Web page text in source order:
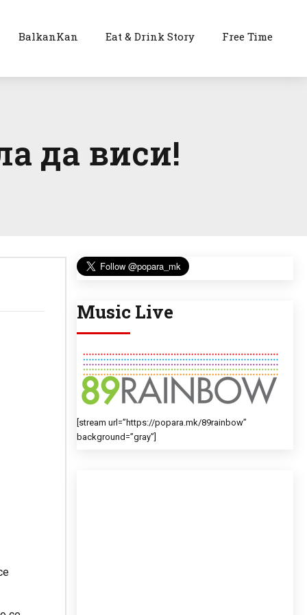
BalkanKan Eat & Drink Story Free Time
да виси!
Music Live
[stream url=”https://popara.mk/89rainbow”
background=”gray”]